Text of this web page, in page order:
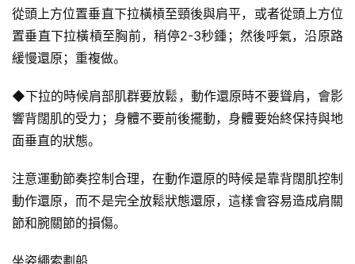
減
脂
劃
有
運
從頭上方位置垂直下拉橫槓至頸後與肩平，或者從頭上方位
置垂直下拉橫槓至胸前，稍停2-3秒鍾；然後呼氣，沿原路
緩慢還原；重複做。
◆下拉的時候肩部肌群要放鬆，動作還原時不要聳肩，會影
響背闊肌的受力；身體不要前後擺動，身體要始終保持與地
面垂直的狀態。
注意運動節奏控制合理，在動作還原的時候是靠背闊肌控制
動作還原，而不是完全放鬆狀態還原，這樣會容易造成肩關
節和腕關節的損傷。